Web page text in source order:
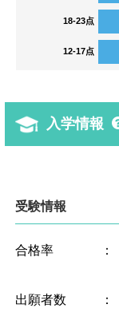
18-23点
12-17点
入学情報
受験情報
合格率 ：
出願者数 ：